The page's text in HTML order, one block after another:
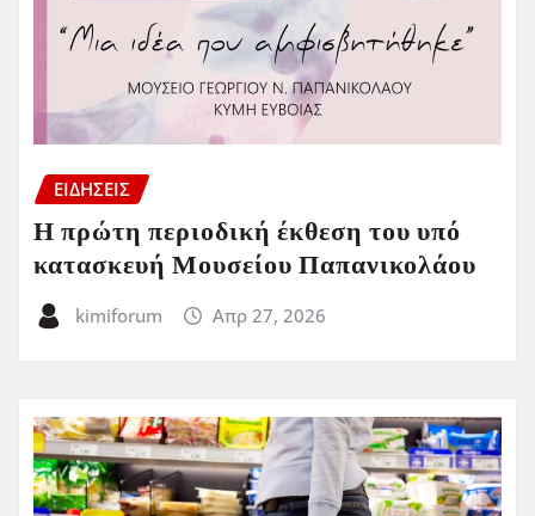
ΕΙΔΗΣΕΙΣ
Η πρώτη περιοδική έκθεση του υπό
κατασκευή Μουσείου Παπανικολάου
kimiforum Απρ 27, 2026